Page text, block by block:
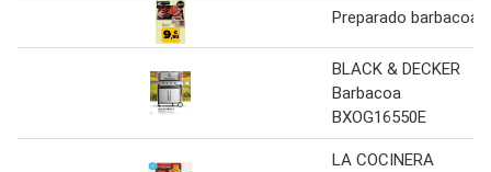
Preparado barbacoa
BLACK & DECKER
Barbacoa
BXOG16550E
LA COCINERA